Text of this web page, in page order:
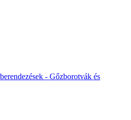
- Gőzborotvák és